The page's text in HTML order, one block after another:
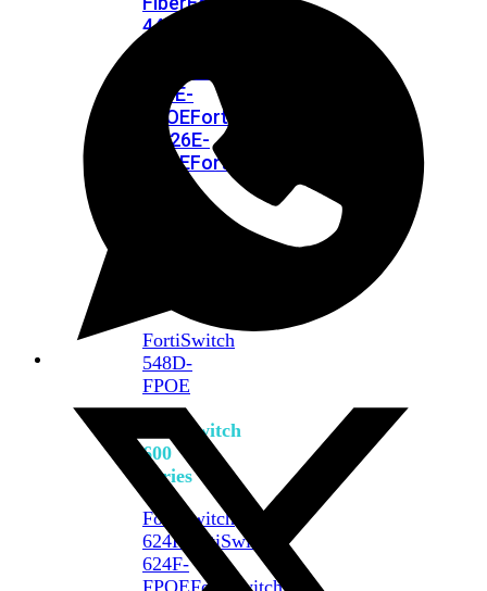
448E
448E-
FPOEFortiSwitch
M426E-
FPOEFortiSwitchRugged
424F-
FortiSwitch
548D-
FPOE
FortiSwitch
600
Series
FortiSwitch
624F FortiSwitch
624F-
FPOEFortiSwitch